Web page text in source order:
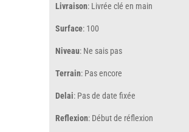
Livraison: Livrée clé en main
Surface: 100
Niveau: Ne sais pas
Terrain: Pas encore
Delai: Pas de date fixée
Reflexion: Début de réflexion